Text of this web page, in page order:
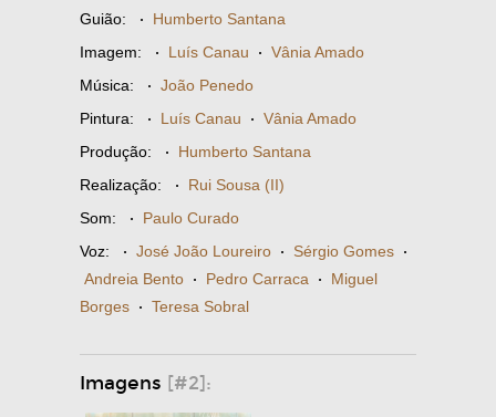
Guião: · Humberto Santana
Imagem: · Luís Canau · Vânia Amado
Música: · João Penedo
Pintura: · Luís Canau · Vânia Amado
Produção: · Humberto Santana
Realização: · Rui Sousa (II)
Som: · Paulo Curado
Voz: · José João Loureiro · Sérgio Gomes ·
Andreia Bento · Pedro Carraca · Miguel
Borges · Teresa Sobral
Imagens [#2]: